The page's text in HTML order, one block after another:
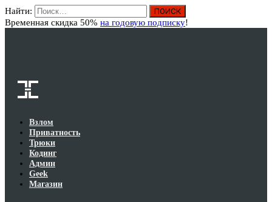
Найти:
Временная скидка 50% на годовую подписку!
Взлом
Приватность
Трюки
Кодинг
Админ
Geek
Магазин